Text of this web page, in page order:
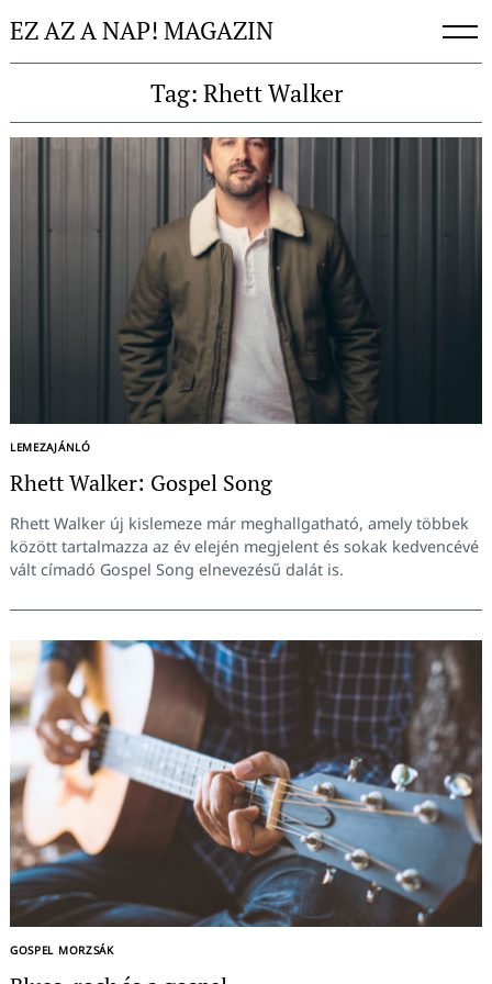
toEZ AZ A NAP! MAGAZIN
Tag: Rhett Walker
LEMEZAJÁNLÓ
Rhett Walker: Gospel Song
Rhett Walker új kislemeze már meghallgatható, amely többek
között tartalmazza az év elején megjelent és sokak kedvencévé
vált címadó Gospel Song elnevezésű dalát is.
GOSPEL MORZSÁK